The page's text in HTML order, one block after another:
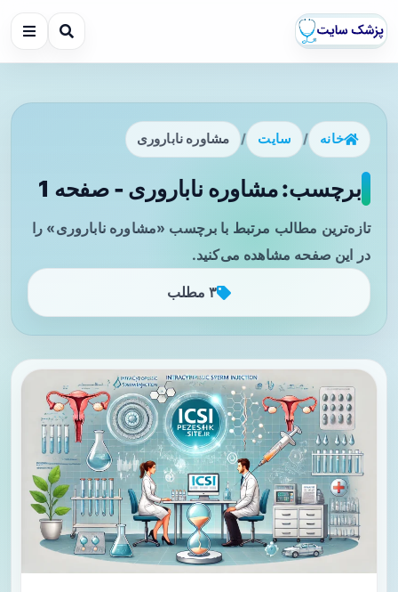
خانه / سایت / مشاوره ناباروری
برچسب: مشاوره ناباروری - صفحه 1
تازه‌ترین مطالب مرتبط با برچسب «مشاوره ناباروری» را
در این صفحه مشاهده می‌کنید.
۳ مطلب